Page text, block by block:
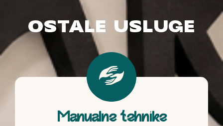
OSTALE USLUGE
Manualne tehnike